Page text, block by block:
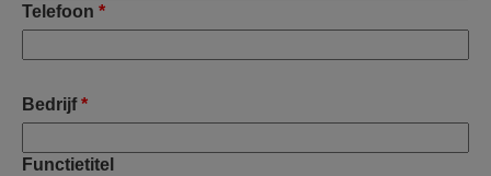
Telefoon *
Bedrijf *
Functietitel